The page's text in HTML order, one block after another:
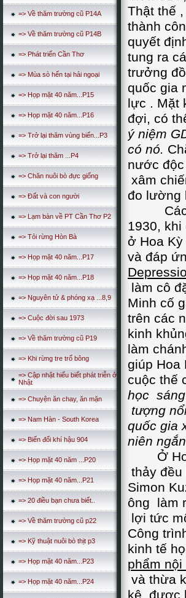
=> Về thăm trường cũ P14A
=> Về thăm trường cũ P14B
=> Phát triển Cần Thơ
=> Mùa sò hến tại hải ngoại
=> Họp mặt 40 năm...P15
=> Họp mặt 40 năm...P16
=> Trở lại thăm vùng biển...P3
=> Trở lại thăm ...P4
=> Chăn nuôi bò đực giống
=> Đất và con người
=> Lạm bàn về PT Cần Thơ P2
=> Tỏi rừng Hòn Bà
=> Họp mặt 40 năm...P17
=> Họp mặt 40 năm...P18
=> Nguyên tử & phóng xạ ...8,9
=> Cuộc đời sau 1973
=> Về thăm trường cũ P19
=> Khi rừng tre trổ bông
=> Cập nhật hiểu biết phát triễn ở
Nhật
=> Chuyện ăn chay, ăn mặn
=> Nam Hàn - South Korea
=> Biến đổi khí hậu 904
=> Họp mặt 40 năm ...P20
=> Họp mặt 40 năm...P21
=> 20 điều bạn chưa biết..
=> Về thăm trường cũ p22
=> Kỹ thuật nuôi bò thịt p3
=> Họp mặt 40 năm...P23
=> Họp mặt 40 năm...P24
Thật thế
thành
quyết
tung ra
trưởng
quốc gia
lực . Mặt
đợi, có
ý niệm
có nó.
nước
xâm
đo lường
Các
1930, khi
ở Hoa
và đáp
làm cô
Minh cố
trên các
kinh
làm
giúp Hoa
cuộc thế
học
tượng
quốc gia
niên
Ở Hoa
thảy đều
Simon
ông làm
lợi tức
Công
kinh tế
phẩm
và thừa
kê được